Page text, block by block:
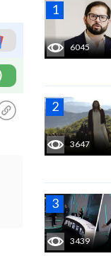
6045
3647
3439